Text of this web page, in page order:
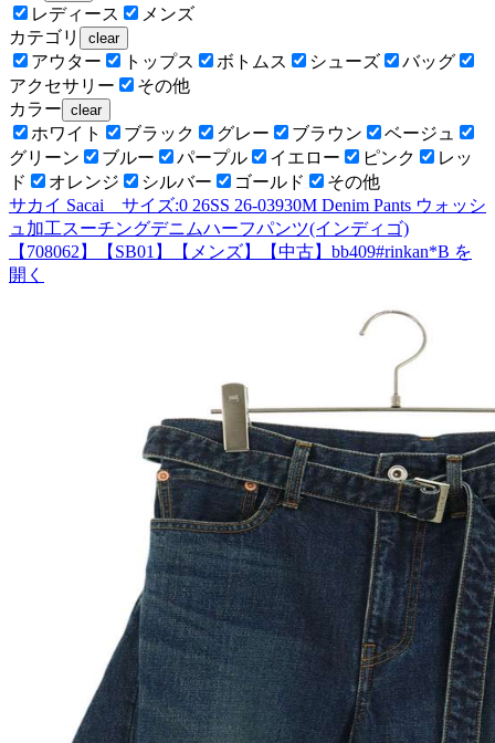
レディース
メンズ
カテゴリ
clear
アウター トップス ボトムス シューズ
バッグ
アクセサリー
その他
カラー clear
ホワイト ブラック グレー ブラウン
ベージュ
グリーン
ブルー パープル イエロー ピンク
レッ
ド
オレンジ シルバー ゴールド
その他
サカイ Sacai サイズ:0 26SS 26-03930M Denim Pants ウォッシ
ュ加工スーチングデニムハーフパンツ(インディゴ)
【708062】【SB01】【メンズ】【中古】bb409#rinkan*B を
開く